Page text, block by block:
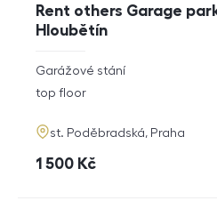
Rent others Garage
Hloubětín
rozměry
disposition
Garážové stání
funkce
top floor
adresa
st. Poděbradská, Praha
cena
1 500 Kč